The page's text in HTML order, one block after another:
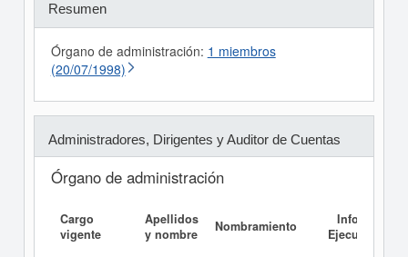
Resumen
Órgano de administración: 1 miembros
(20/07/1998)
Administradores, Dirigentes y Auditor de Cuentas
Órgano de administración
Cargo
vigente
Apellidos
y nombre
Nombramiento
Informe
Ejecutivo